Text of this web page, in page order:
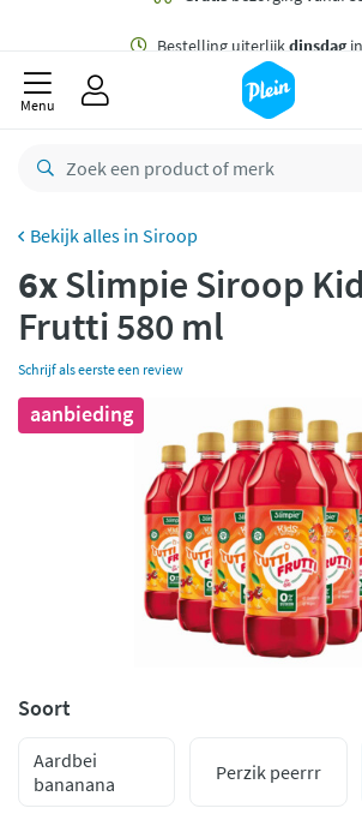
Bestelling uiterlijkdinsdag
retourneren
Betaal met Klarna
Menu
Siroop
6xSlimpie Siroop
Frutti 580 ml
Schrijf als eerste een review
aanbieding
Soort
Aardbei
bananana
Perzik peerrr